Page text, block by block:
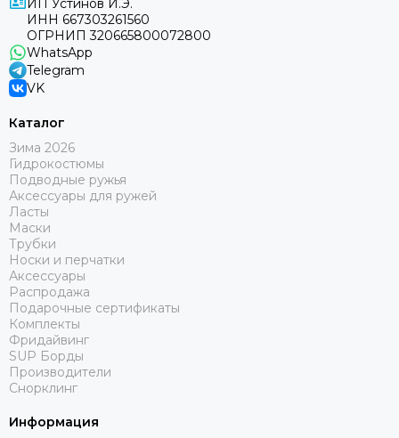
ИП Устинов И.Э.
ИНН 667303261560
ОГРНИП 320665800072800
WhatsApp
Telegram
VK
Каталог
Зима 2026
Гидрокостюмы
Подводные ружья
Аксессуары для ружей
Ласты
Маски
Трубки
Носки и перчатки
Аксессуары
Распродажа
Подарочные сертификаты
Комплекты
Фридайвинг
SUP Борды
Производители
Снорклинг
Информация